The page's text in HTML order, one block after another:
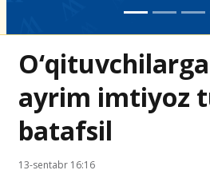
ayrim imtiyoz
batafsil
13-sentabr 16:16